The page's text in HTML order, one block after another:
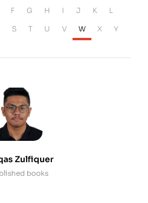
F G H I J K L
S T U V W X Y
Zulfiquer
books